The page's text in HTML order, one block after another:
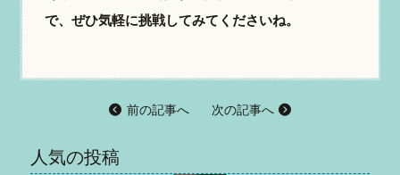
で、ぜひ気軽に挑戦してみてくださいね。
前の記事へ 次の記事へ
人気の投稿